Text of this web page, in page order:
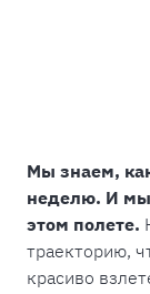
Мы знаем,
неделю. И мы
этом полете.
траекторию,
красиво